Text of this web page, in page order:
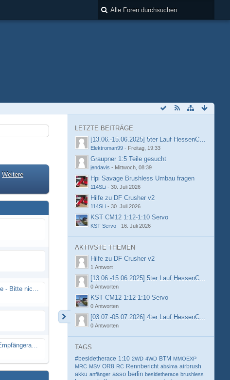
Weitere
Spammail von Info@rcweb.de - Bitte nicht auf den Link klicken
X-Ray RX8 mir Motor Reso Empfängerakku
LETZTE BEITRÄGE
[13.06.-15.06.2025] 5ter Lauf HessenCup OR8 /
Elektroman99 - Freitag, 19:33
Graupner 1:5 Teile gesucht
jendavis - Mittwoch, 08:39
Hpi Savage Brushless Umbau fragen
114SLi - 30. Juli 2026
Hilfe zu DF Crusher v2
114SLi - 30. Juli 2026
KST CM12 1:12-1:10 Servo
KST-Servo - 16. Juli 2026
AKTIVSTE THEMEN
Hilfe zu DF Crusher v2
1 Antwort
[13.06.-15.06.2025] 5ter Lauf HessenCup OR8 /
0 Antworten
KST CM12 1:12-1:10 Servo
0 Antworten
[03.07.-05.07.2026] 4ter Lauf HessenCup OR8 /
0 Antworten
TAGS
#besidetherace 1:10 2WD 4WD BTM MMOEXP
MRC MSV OR8 RC Rennbericht absima airbrush
akku anfänger asso berlin besidetherace brushless